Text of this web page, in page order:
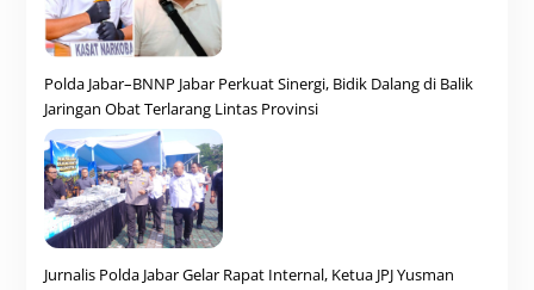
Polda Jabar–BNNP Jabar Perkuat Sinergi, Bidik Dalang di Balik
Jaringan Obat Terlarang Lintas Provinsi
Jurnalis Polda Jabar Gelar Rapat Internal, Ketua JPJ Yusman